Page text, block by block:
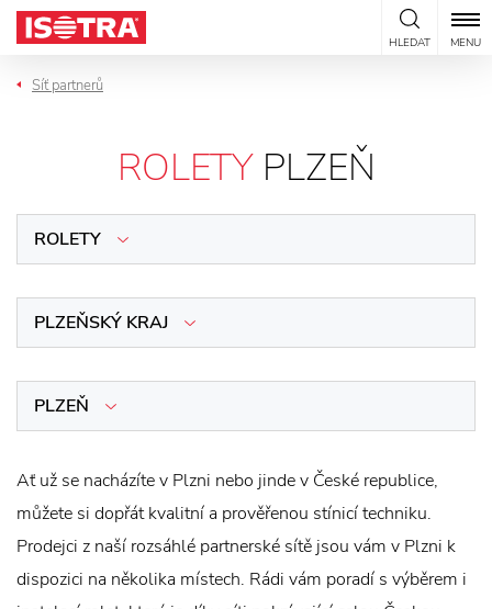
Přeskočit na obsah
HLEDAT MENU
Síť partnerů
ROLETYPLZEŇ
ROLETY
PLZEŇSKÝ KRAJ
PLZEŇ
Ať už se nacházíte v Plzni nebo jinde v České republice,
můžete si dopřát kvalitní a prověřenou stínicí techniku.
Prodejci z naší rozsáhlé partnerské sítě jsou vám v Plzni k
dispozici na několika místech. Rádi vám poradí s výběrem i